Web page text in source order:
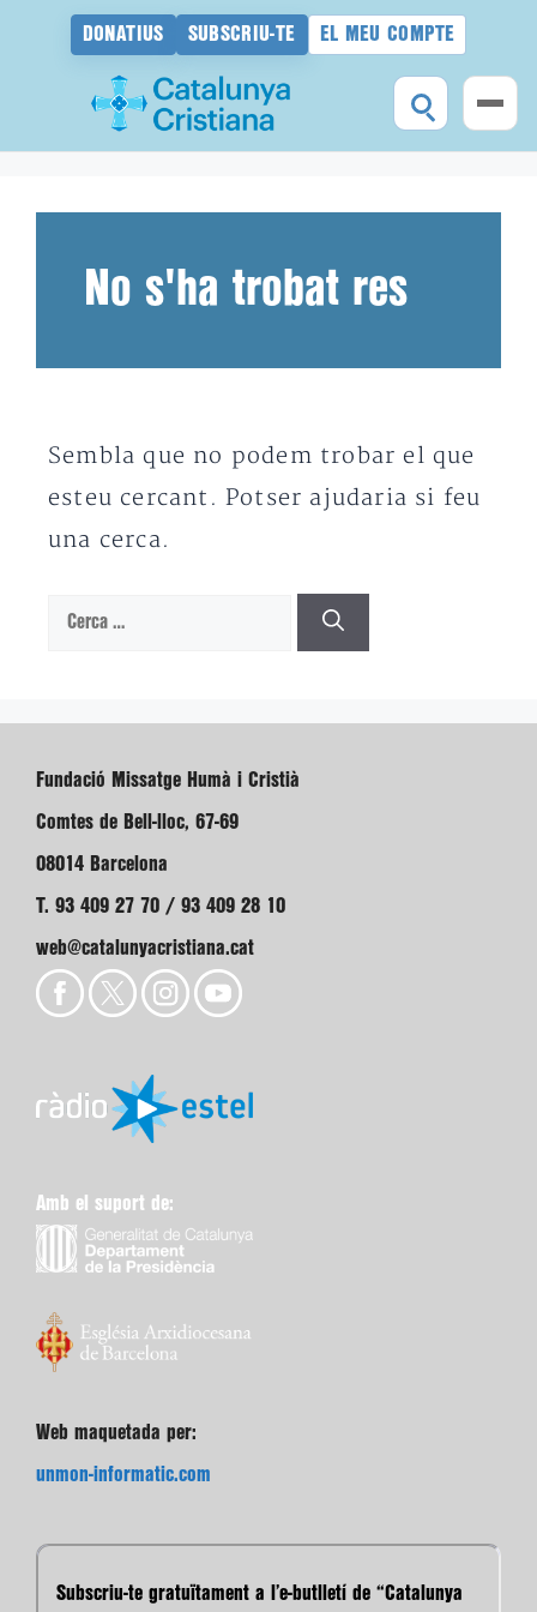
DONATIUS SUBSCRIU-TE EL MEU COMPTE
No s'ha trobat res
Sembla que no podem trobar el que
esteu cercant. Potser ajudaria si feu
una cerca.
Cerca:
Fundació Missatge Humà i Cristià
Comtes de Bell-lloc, 67-69
08014 Barcelona
T. 93 409 27 70 / 93 409 28 10
web@catalunyacristiana.cat
Amb el suport de:
Web maquetada per:
unmon-informatic.com
Subscriu-te gratuïtament a l’e-butlletí de “Catalunya